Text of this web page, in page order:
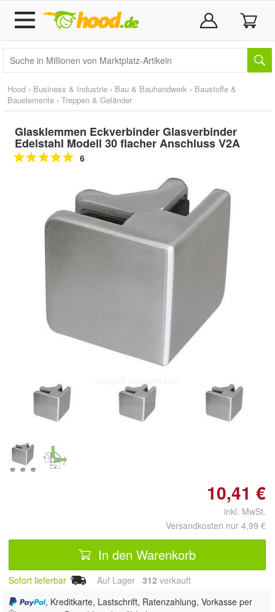
Hood › Business & Industrie › Bau & Bauhandwerk › Baustoffe &
Bauelemente › Treppen & Geländer
Glasklemmen Eckverbinder Glasverbinder
Edelstahl Modell 30 flacher Anschluss V2A
6
vergrößern
10,41 €
inkl. MwSt.
Versandkosten nur 4,99 €
In den Warenkorb
Sofort lieferbar Auf Lager 312 verkauft
, Kreditkarte, Lastschrift, Ratenzahlung, Vorkasse per